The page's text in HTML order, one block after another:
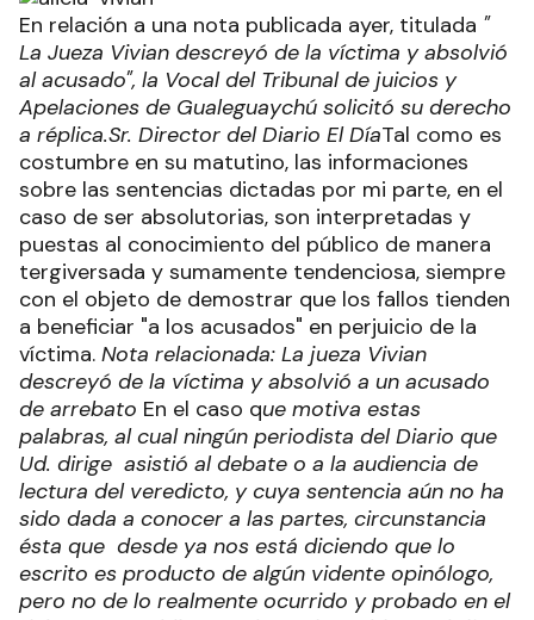
En relación a una nota publicada ayer, titulada "
La Jueza Vivian descreyó de la víctima y absolvió
al acusado", la Vocal del Tribunal de juicios y
Apelaciones de Gualeguaychú solicitó su derecho
a réplica.Sr. Director del Diario El DíaTal como es
costumbre en su matutino, las informaciones
sobre las sentencias dictadas por mi parte, en el
caso de ser absolutorias, son interpretadas y
puestas al conocimiento del público de manera
tergiversada y sumamente tendenciosa, siempre
con el objeto de demostrar que los fallos tienden
a beneficiar "a los acusados" en perjuicio de la
víctima. Nota relacionada: La jueza Vivian
descreyó de la víctima y absolvió a un acusado
de arrebato En el caso que motiva estas
palabras, al cual ningún periodista del Diario que
Ud. dirige asistió al debate o a la audiencia de
lectura del veredicto, y cuya sentencia aún no ha
sido dada a conocer a las partes, circunstancia
ésta que desde ya nos está diciendo que lo
escrito es producto de algún vidente opinólogo,
pero no de lo realmente ocurrido y probado en el